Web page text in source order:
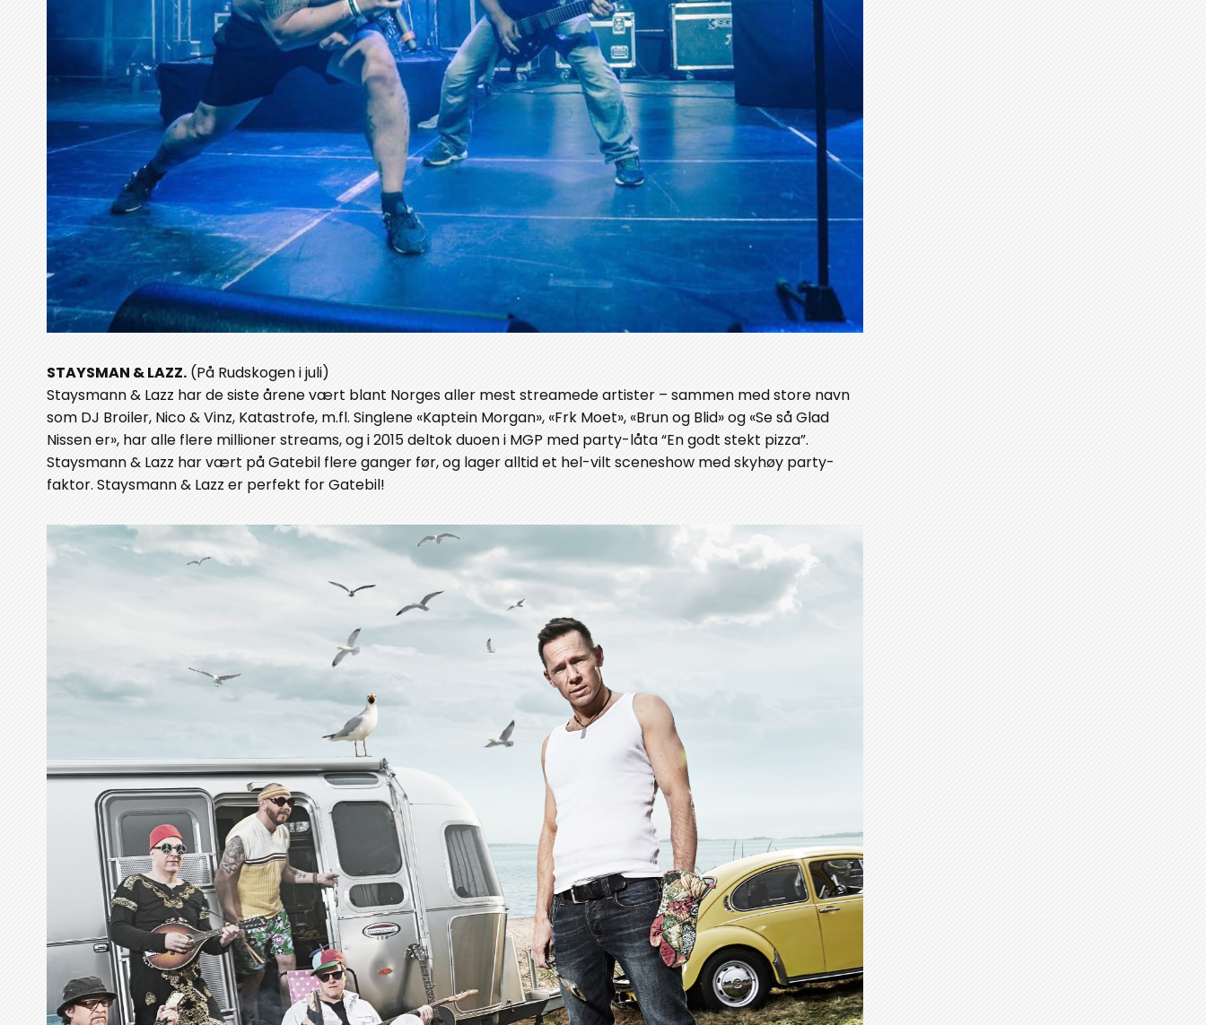
STAYSMAN & LAZZ. (På Rudskogen i juli)
Staysmann & Lazz har de siste årene vært blant Norges aller mest streamede artister – sammen med store navn
som DJ Broiler, Nico & Vinz, Katastrofe, m.fl. Singlene «Kaptein Morgan», «Frk Moet», «Brun og Blid» og «Se så Glad
Nissen er», har alle flere millioner streams, og i 2015 deltok duoen i MGP med party-låta “En godt stekt pizza”.
Staysmann & Lazz har vært på Gatebil flere ganger før, og lager alltid et hel-vilt sceneshow med skyhøy party-
faktor. Staysmann & Lazz er perfekt for Gatebil!